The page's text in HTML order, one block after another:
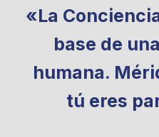
«La
base de
humana.
tú eres